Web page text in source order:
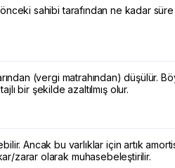
sahibi tarafından ne kadar süre
(vergi matrahından) düşülür.
bir şekilde azaltılmış olur.
Ancak bu varlıklar için artık
zarar olarak muhasebeleştirilir.